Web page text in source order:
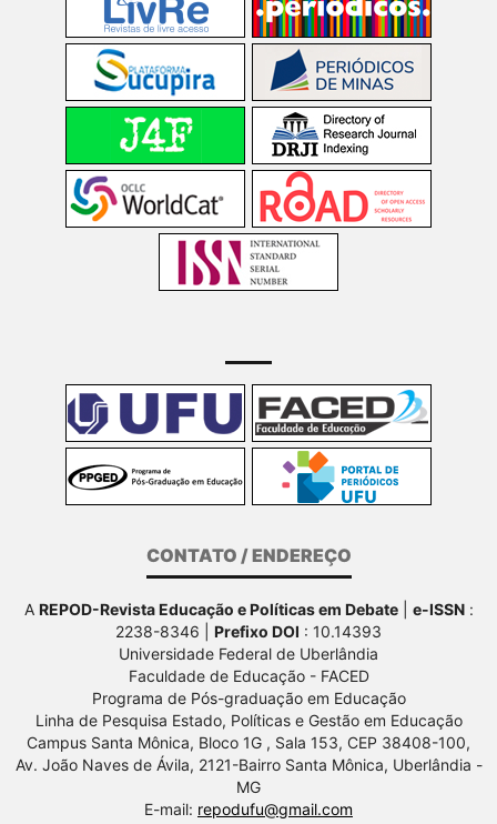
CONTATO / ENDEREÇO
A REPOD-Revista Educação e Políticas em Debate| e-ISSN:
2238-8346 | Prefixo DOI : 10.14393
Universidade Federal de Uberlândia
Faculdade de Educação - FACED
Programa de Pós-graduação em Educação
Linha de Pesquisa Estado, Políticas e Gestão em Educação
Campus Santa Mônica, Bloco 1G , Sala 153, CEP 38408-100,
Av. João Naves de Ávila, 2121-Bairro Santa Mônica, Uberlândia -
MG
E-mail: repodufu@gmail.com